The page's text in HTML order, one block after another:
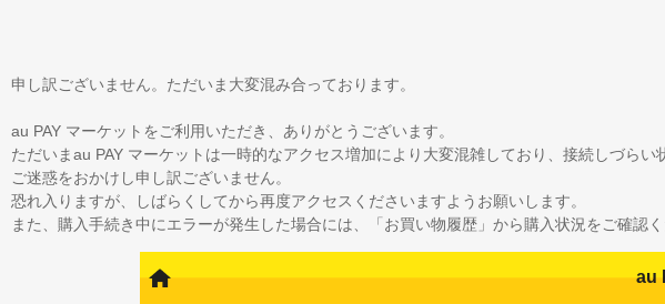
申し訳ございません。ただいま大変混み合っております。
au PAY マーケットをご利用いただき、ありがとうございます。
ただいまau PAY マーケットは一時的なアクセス増加により大変混雑しており、接続しづらい
ご迷惑をおかけし申し訳ございません。
恐れ入りますが、しばらくしてから再度アクセスくださいますようお願いします。
また、購入手続き中にエラーが発生した場合には、「お買い物履歴」から購入状況をご確認く
au